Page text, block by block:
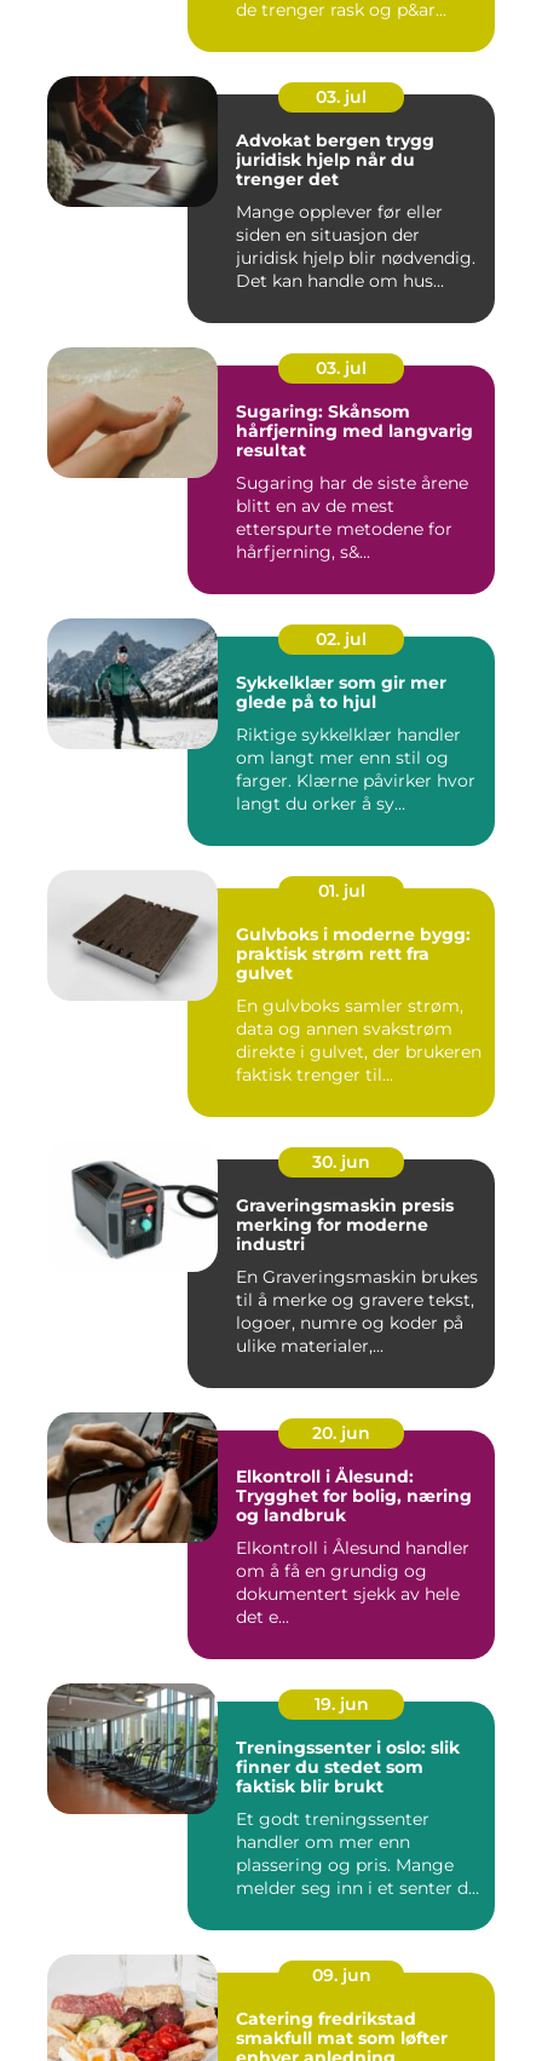
de trenger rask og p&ar...
03. jul
Advokat bergen trygg
juridisk hjelp når du
trenger det
Mange opplever før eller
siden en situasjon der
juridisk hjelp blir nødvendig.
Det kan handle om hus...
03. jul
Sugaring: Skånsom
hårfjerning med langvarig
resultat
Sugaring har de siste årene
blitt en av de mest
etterspurte metodene for
hårfjerning, s&...
02. jul
Sykkelklær som gir mer
glede på to hjul
Riktige sykkelklær handler
om langt mer enn stil og
farger. Klærne påvirker hvor
langt du orker å sy...
01. jul
Gulvboks i moderne bygg:
praktisk strøm rett fra
gulvet
En gulvboks samler strøm,
data og annen svakstrøm
direkte i gulvet, der brukeren
faktisk trenger til...
30. jun
Graveringsmaskin presis
merking for moderne
industri
En Graveringsmaskin brukes
til å merke og gravere tekst,
logoer, numre og koder på
ulike materialer,...
20. jun
Elkontroll i Ålesund:
Trygghet for bolig, næring
og landbruk
Elkontroll i Ålesund handler
om å få en grundig og
dokumentert sjekk av hele
det e...
19. jun
Treningssenter i oslo: slik
finner du stedet som
faktisk blir brukt
Et godt treningssenter
handler om mer enn
plassering og pris. Mange
melder seg inn i et senter de
09. jun
Catering fredrikstad
smakfull mat som løfter